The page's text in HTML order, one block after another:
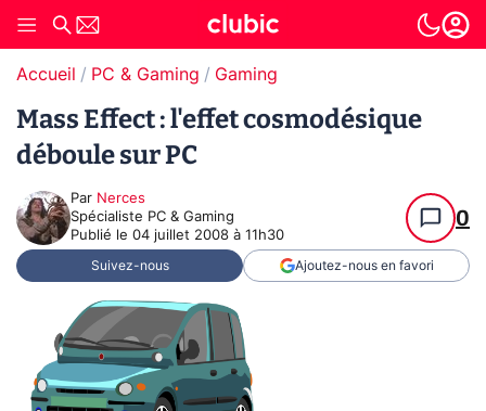
Accueil PC & Gaming Gaming
Mass Effect : l'effet cosmodésique
déboule sur PC
Par Nerces
Spécialiste PC & Gaming
Publié le 04 juillet 2008 à 11h30
0
Suivez-nous Ajoutez-nous en favori